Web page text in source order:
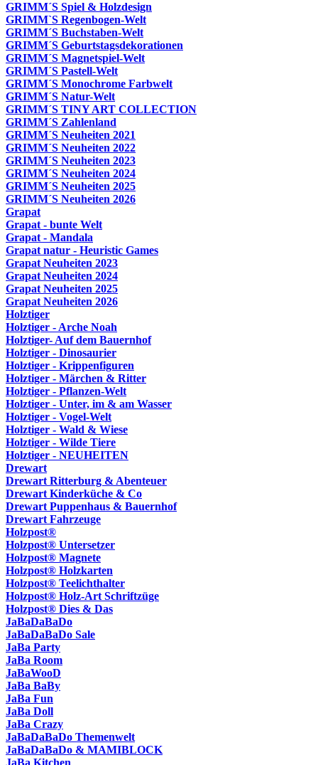
GRIMM´S Spiel & Holzdesign
GRIMM`S Regenbogen-Welt
GRIMM´S Buchstaben-Welt
GRIMM´S Geburtstagsdekorationen
GRIMM´S Magnetspiel-Welt
GRIMM´S Pastell-Welt
GRIMM´S Monochrome Farbwelt
GRIMM´S Natur-Welt
GRIMM´S TINY ART COLLECTION
GRIMM´S Zahlenland
GRIMM´S Neuheiten 2021
GRIMM´S Neuheiten 2022
GRIMM´S Neuheiten 2023
GRIMM´S Neuheiten 2024
GRIMM´S Neuheiten 2025
GRIMM´S Neuheiten 2026
Grapat
Grapat - bunte Welt
Grapat - Mandala
Grapat natur - Heuristic Games
Grapat Neuheiten 2023
Grapat Neuheiten 2024
Grapat Neuheiten 2025
Grapat Neuheiten 2026
Holztiger
Holztiger - Arche Noah
Holztiger- Auf dem Bauernhof
Holztiger - Dinosaurier
Holztiger - Krippenfiguren
Holztiger - Märchen & Ritter
Holztiger - Pflanzen-Welt
Holztiger - Unter, im & am Wasser
Holztiger - Vogel-Welt
Holztiger - Wald & Wiese
Holztiger - Wilde Tiere
Holztiger - NEUHEITEN
Drewart
Drewart Ritterburg & Abenteuer
Drewart Kinderküche & Co
Drewart Puppenhaus & Bauernhof
Drewart Fahrzeuge
Holzpost®
Holzpost® Untersetzer
Holzpost® Magnete
Holzpost® Holzkarten
Holzpost® Teelichthalter
Holzpost® Holz-Art Schriftzüge
Holzpost® Dies & Das
JaBaDaBaDo
JaBaDaBaDo Sale
JaBa Party
JaBa Room
JaBaWooD
JaBa BaBy
JaBa Fun
JaBa Doll
JaBa Crazy
JaBaDaBaDo Themenwelt
JaBaDaBaDo & MAMIBLOCK
JaBa Kitchen